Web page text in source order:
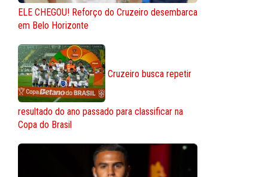
ELE CHEGOU! Reforço do Cruzeiro desembarca
em Belo Horizonte
Cruzeiro busca repetir
resultado do ano passado para classificar na
Copa do Brasil